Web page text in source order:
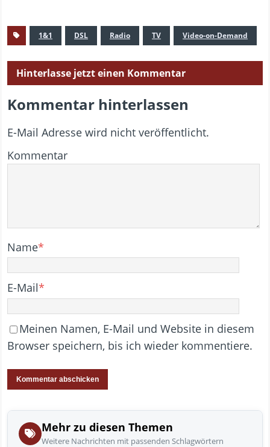
1&1 DSL Radio TV Video-on-Demand
Hinterlasse jetzt einen Kommentar
Kommentar hinterlassen
E-Mail Adresse wird nicht veröffentlicht.
Kommentar
Name*
E-Mail*
Meinen Namen, E-Mail und Website in diesem
Browser speichern, bis ich wieder kommentiere.
Mehr zu diesen Themen
Weitere Nachrichten mit passenden Schlagwörtern